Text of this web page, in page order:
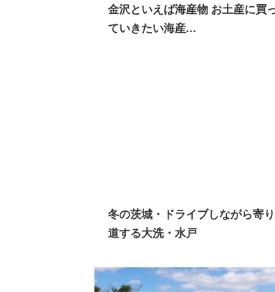
金沢といえば海産物 お土産に買
ていきたい海産...
冬の茨城・ドライブしながら寄り
道する大洗・水戸